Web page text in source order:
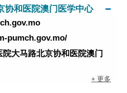
协和医院澳门医学中心
pumch.gov.mo/
大马路北京协和医院澳门
+ 更多